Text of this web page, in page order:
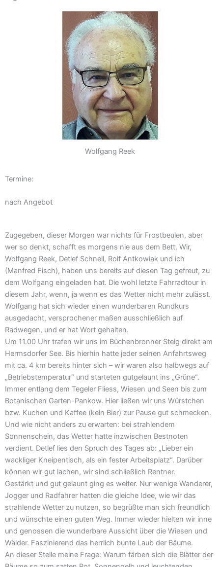
Wolfgang Reek
Termine:
nach Angebot
Zugegeben, dieser Morgen war nichts für Frostbeulen, aber
wer so denkt, schafft es morgens nie aus dem Bett. Wir,
Wolfgang Reek, Detlef Schnell, Rolf Antkowiak und ich
(Manfred Fisch), haben uns bereits auf diesen Tag gefreut, zu
dem Wolfgang eingeladen hat. Die wohl letzte Fahrradtour in
diesem Jahr, wenn, ja wenn es das Wetter nicht mehr zulässt.
Wolfgang hat sich wieder einen wunderbaren Rundkurs
ausgedacht, versprochener maßen ausschließlich auf
Radwegen, und er hat Wort gehalten.
Um 11.00 Uhr trafen wir uns im Büchenbronner Steig direkt am
Hermsdorfer See. Bis hierhin hatte jeder seinen Anfahrtsweg
mit ca. 4 km bereits hinter sich – wir waren also halbwegs auf
„Betriebstemperatur“ und starteten gutgelaunt ins „Grüne“.
Immer entlang dem Tegeler Fliess, Wiesen und Seen bis zum
Botanischen Garten-Pankow. Hier ließen wir uns Würstchen
bzw. Kuchen und Kaffee (kein Bier) zur Pause gut schmecken.
Und wie nicht anders zu erwarten: bei strahlendem
Sonnenschein, das Wetter hatte inzwischen Bestnoten
verdient. Detlef lies den Spruch des Tages ab: „Lieber ein
wackliger Kneipentisch, als ein fester Arbeitsplatz“. Darüber
können wir gut lachen, wir sind schließlich Rentner.
Gestärkt und gut gelaunt ging es weiter. Nur wenige Wanderer,
Jogger und Radfahrer hatten die gleiche Idee, wie wir das
strahlende Wetter zu nutzen, so begrüßte man sich freundlich
und wünschte einen guten Weg. Immer wieder hielten wir inne
und genossen die wunderbare Aussicht über die Wiesen und
Wälder. Faszinierend das herrlich bunte Laub der Bäume.
An dieser Stelle meine Frage: Warum färben sich die Blätter der